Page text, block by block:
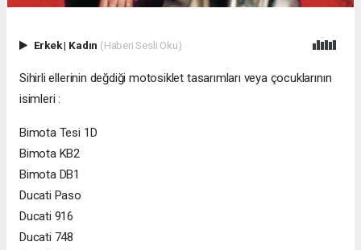
Erkek| Kadın (Haberi Sesli Oku)
Sihirli ellerinin değdiği motosiklet tasarımları veya çocuklarının
isimleri :
Bimota Tesi 1D
Bimota KB2
Bimota DB1
Ducati Paso
Ducati 916
Ducati 748